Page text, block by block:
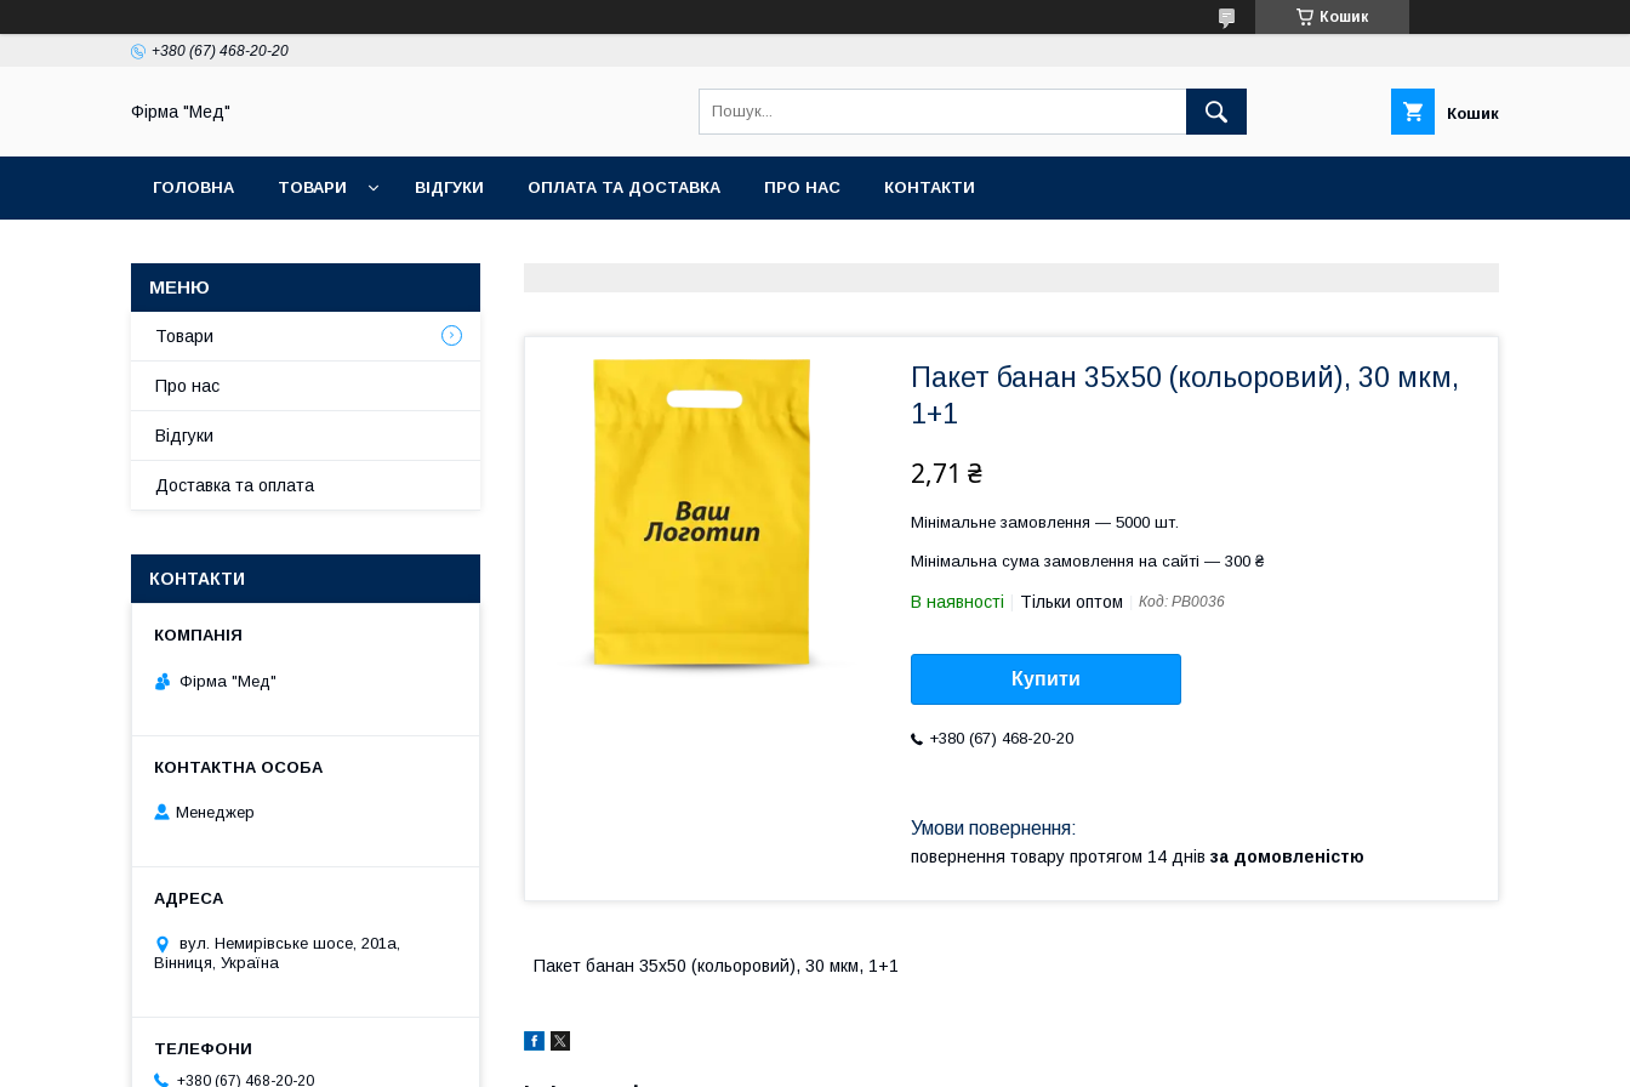
Кошик
+380 (67) 468-20-20
Фірма "Мед" Кошик
ГОЛОВНА ТОВАРИ ВІДГУКИ ОПЛАТА ТА ДОСТАВКА ПРО НАС КОНТАКТИ
Пакет банан 35х50 (кольоровий), 30 мкм,
1+1
2,71 ₴
Мінімальне замовлення — 5000 шт.
Мінімальна сума замовлення на сайті — 300 ₴
В наявності Тільки оптом Код: PB0036
Купити
+380 (67) 468-20-20
повернення товару протягом 14 днів за домовленістю
Пакет банан 35х50 (кольоровий), 30 мкм, 1+1
Товари
Про нас
Відгуки
Доставка та оплата
КОНТАКТИ
Фірма "Мед"
Менеджер
вул. Немирівське шосе, 201а,
Вінниця, Україна
+380 (67) 468-20-20